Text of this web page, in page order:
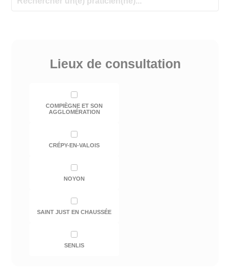
Lieux de consultation
COMPIÈGNE ET SON
AGGLOMÉRATION
CRÉPY-EN-VALOIS
NOYON
SAINT JUST EN CHAUSSÉE
SENLIS